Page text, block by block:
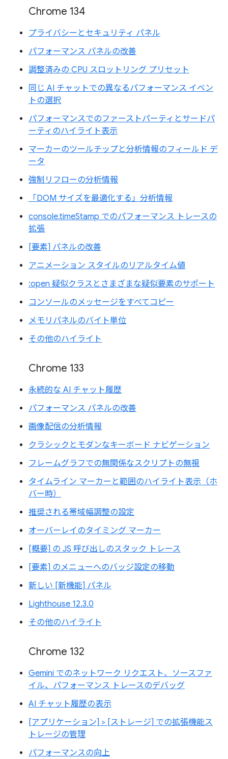
Chrome 134
プライバシーとセキュリティ パネル
パフォーマンス パネルの改善
調整済みの CPU スロットリング プリセット
同じ AI チャットでの異なるパフォーマンス イベン
トの選択
パフォーマンスでのファーストパーティとサードパ
ーティのハイライト表示
マーカーのツールチップと分析情報のフィールド デ
ータ
強制リフローの分析情報
「DOM サイズを最適化する」分析情報
console.timeStamp でのパフォーマンス トレースの
拡張
[要素] パネルの改善
アニメーション スタイルのリアルタイム値
:open 疑似クラスとさまざまな疑似要素のサポート
コンソールのメッセージをすべてコピー
メモリパネルのバイト単位
その他のハイライト
Chrome 133
永続的な AI チャット履歴
パフォーマンス パネルの改善
画像配信の分析情報
クラシックとモダンなキーボード ナビゲーション
フレームグラフでの無関係なスクリプトの無視
タイムライン マーカーと範囲のハイライト表示（ホ
バー時）
推奨される帯域幅調整の設定
オーバーレイのタイミング マーカー
[概要] の JS 呼び出しのスタック トレース
[要素] のメニューへのバッジ設定の移動
新しい [新機能] パネル
Lighthouse 12.3.0
その他のハイライト
Chrome 132
Gemini でのネットワーク リクエスト、ソースファ
イル、パフォーマンス トレースのデバッグ
AI チャット履歴の表示
[アプリケーション] > [ストレージ] での拡張機能ス
トレージの管理
パフォーマンスの向上